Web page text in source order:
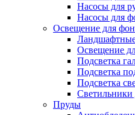
Насосы для
Насосы для
Освещение для
Освещение
Подсветка
Подсветка
Подсветка
Светильники
Пруды